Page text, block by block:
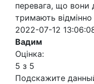
перевага, що вони
тримають відмінно
2022-07-12
Вадим
Оцінка:
5 з 5
Подскажите